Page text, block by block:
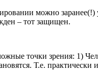
можно заранее(!)
– тот защищен.
точки зрения: 1)
Т.е. практически